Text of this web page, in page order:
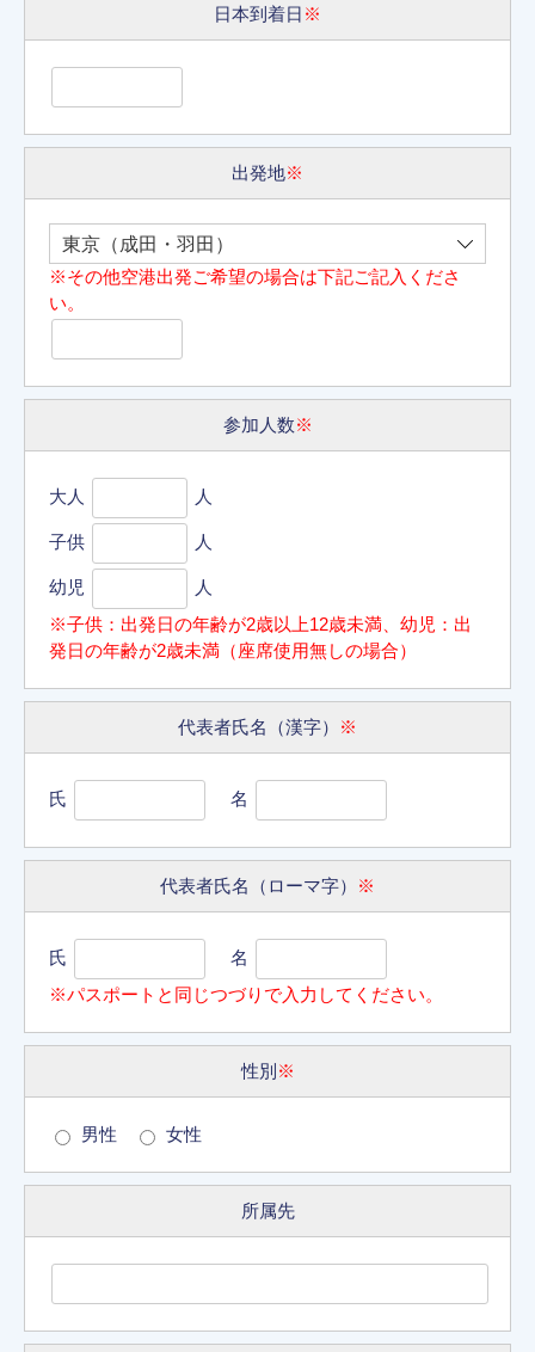
日本到着日 ※
出発地※
※その他空港出発ご希望の場合は下記ご記入くださ
い。
参加人数※
大人 人
子供 人
幼児
人
※子供：出発日の年齢が2歳以上12歳未満、幼児：出
発日の年齢が2歳未満（座席使用無しの場合）
代表者氏名（漢字） ※
氏 名
代表者氏名（ローマ字） ※
氏
名
※パスポートと同じつづりで入力してください。
性別 ※
男性 女性
所属先